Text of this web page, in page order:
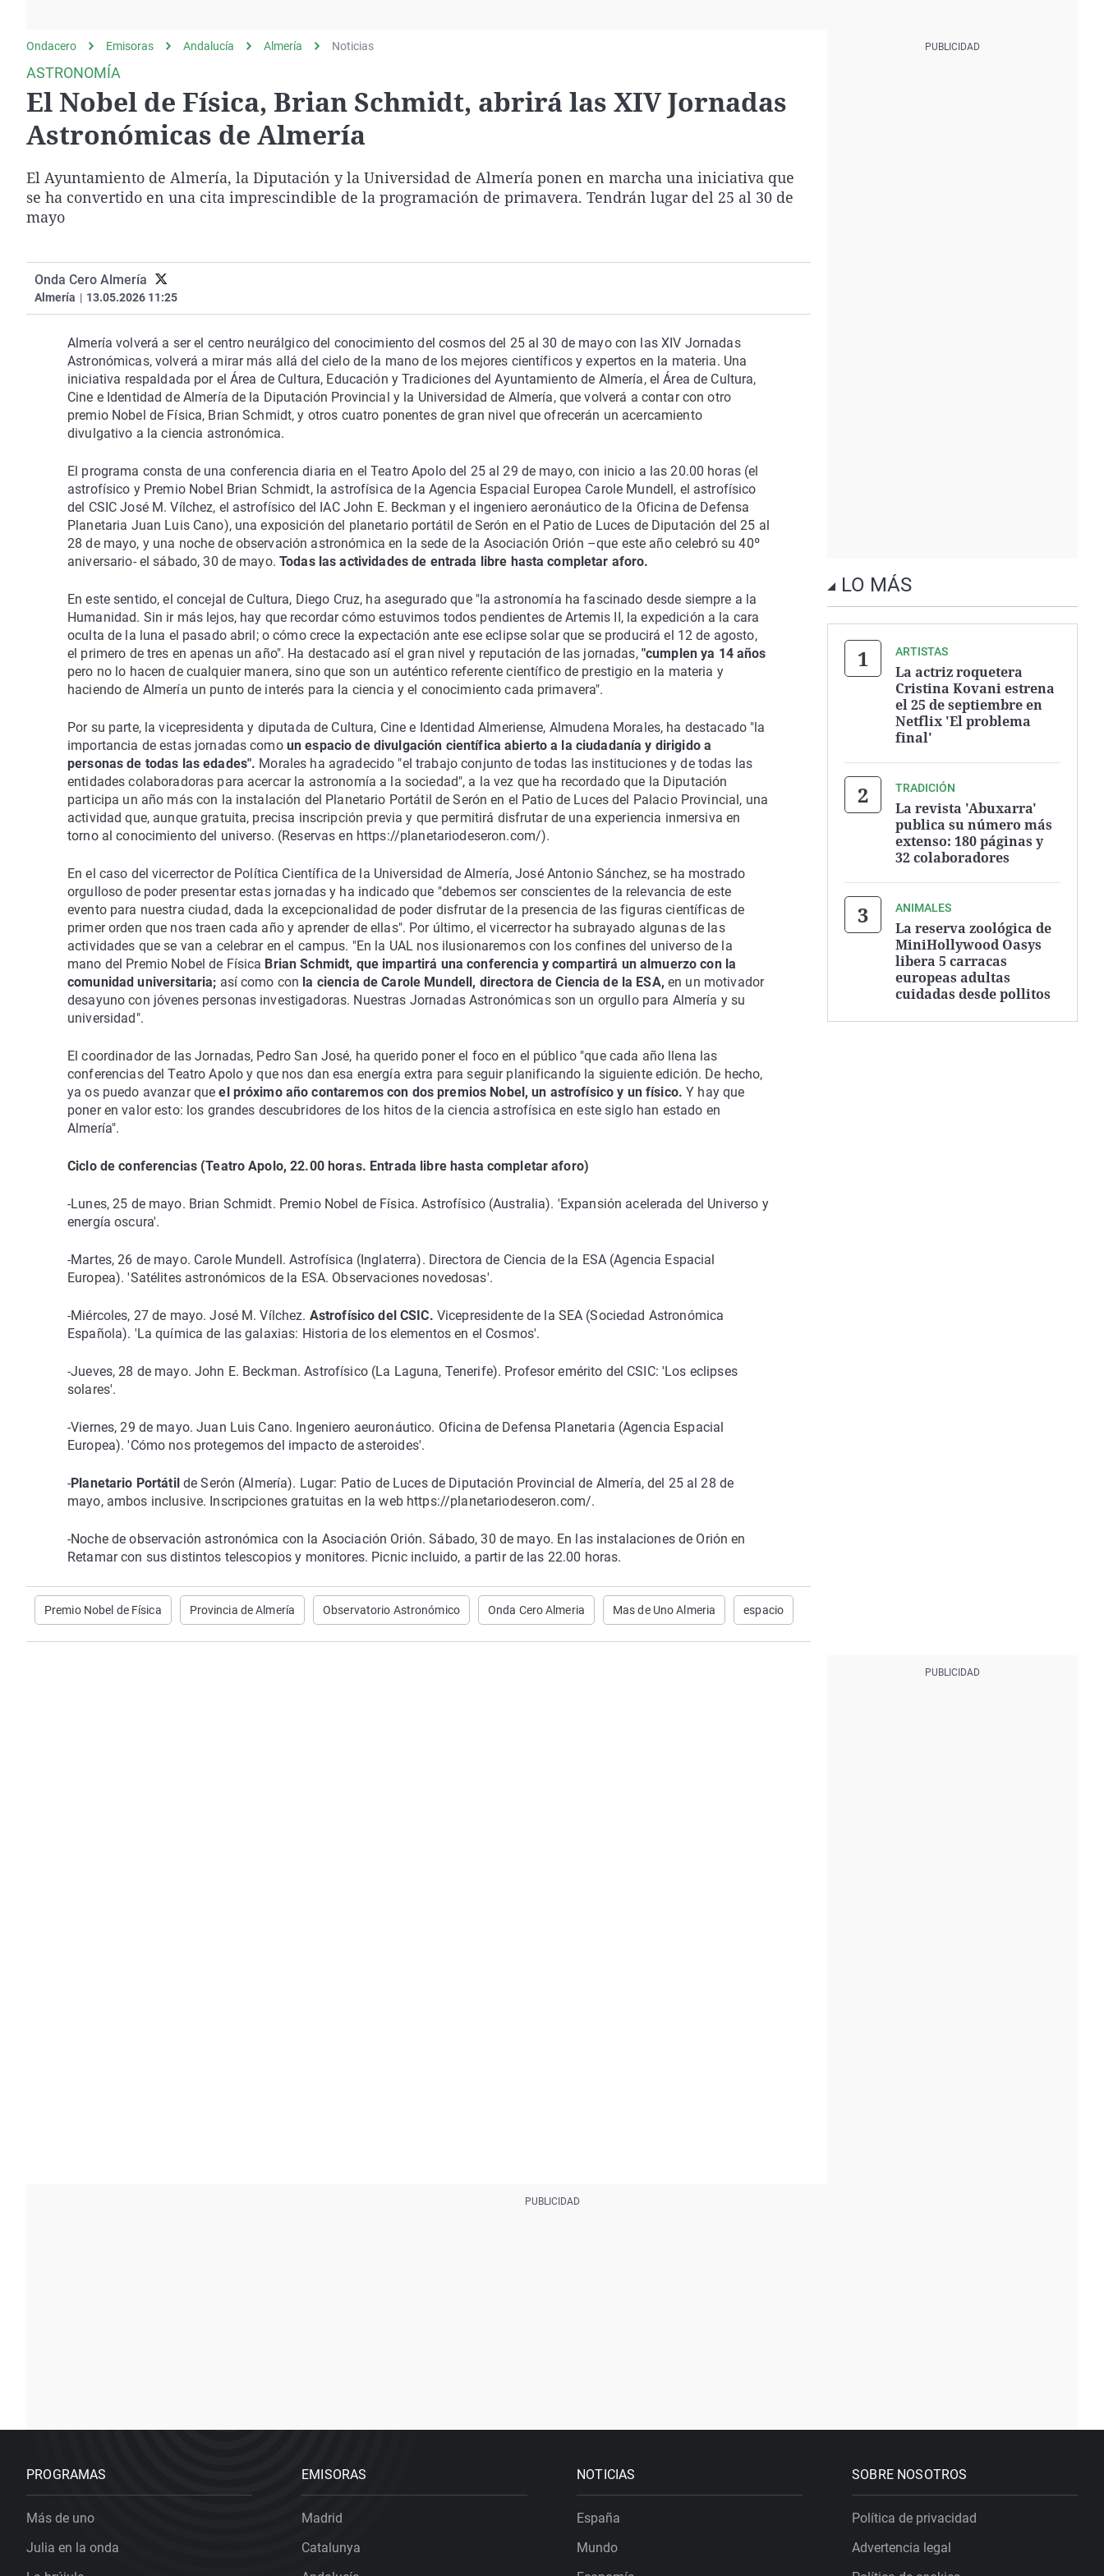
Operación Viuda
Negra
Navarra
Ondacero Emisoras Andalucía Almería Noticias
ASTRONOMÍA
El Nobel de Física, Brian Schmidt, abrirá las XIV Jornadas
Astronómicas de Almería
El Ayuntamiento de Almería, la Diputación y la Universidad de Almería ponen en marcha una iniciativa que
se ha convertido en una cita imprescindible de la programación de primavera. Tendrán lugar del 25 al 30 de
mayo
Onda Cero Almería
Almería | 13.05.2026 11:25
Almería volverá a ser el centro neurálgico del conocimiento del cosmos del 25 al 30 de mayo con las XIV Jornadas
Astronómicas, volverá a mirar más allá del cielo de la mano de los mejores científicos y expertos en la materia. Una
iniciativa respaldada por el Área de Cultura, Educación y Tradiciones del Ayuntamiento de Almería, el Área de Cultura,
Cine e Identidad de Almería de la Diputación Provincial y la Universidad de Almería, que volverá a contar con otro
premio Nobel de Física, Brian Schmidt, y otros cuatro ponentes de gran nivel que ofrecerán un acercamiento
divulgativo a la ciencia astronómica.
El programa consta de una conferencia diaria en el Teatro Apolo del 25 al 29 de mayo, con inicio a las 20.00 horas (el
astrofísico y Premio Nobel Brian Schmidt, la astrofísica de la Agencia Espacial Europea Carole Mundell, el astrofísico
del CSIC José M. Vílchez, el astrofísico del IAC John E. Beckman y el ingeniero aeronáutico de la Oficina de Defensa
Planetaria Juan Luis Cano), una exposición del planetario portátil de Serón en el Patio de Luces de Diputación del 25 al
28 de mayo, y una noche de observación astronómica en la sede de la Asociación Orión –que este año celebró su 40º
aniversario- el sábado, 30 de mayo. Todas las actividades de entrada libre hasta completar aforo.
En este sentido, el concejal de Cultura, Diego Cruz, ha asegurado que "la astronomía ha fascinado desde siempre a la
Humanidad. Sin ir más lejos, hay que recordar cómo estuvimos todos pendientes de Artemis II, la expedición a la cara
oculta de la luna el pasado abril; o cómo crece la expectación ante ese eclipse solar que se producirá el 12 de agosto,
el primero de tres en apenas un año". Ha destacado así el gran nivel y reputación de las jornadas, "cumplen ya 14 años
pero no lo hacen de cualquier manera, sino que son un auténtico referente científico de prestigio en la materia y
haciendo de Almería un punto de interés para la ciencia y el conocimiento cada primavera".
Por su parte, la vicepresidenta y diputada de Cultura, Cine e Identidad Almeriense, Almudena Morales, ha destacado "la
importancia de estas jornadas como un espacio de divulgación científica abierto a la ciudadanía y dirigido a
personas de todas las edades". Morales ha agradecido "el trabajo conjunto de todas las instituciones y de todas las
entidades colaboradoras para acercar la astronomía a la sociedad", a la vez que ha recordado que la Diputación
participa un año más con la instalación del Planetario Portátil de Serón en el Patio de Luces del Palacio Provincial, una
actividad que, aunque gratuita, precisa inscripción previa y que permitirá disfrutar de una experiencia inmersiva en
torno al conocimiento del universo. (Reservas en https://planetariodeseron.com/).
En el caso del vicerrector de Política Científica de la Universidad de Almería, José Antonio Sánchez, se ha mostrado
orgulloso de poder presentar estas jornadas y ha indicado que "debemos ser conscientes de la relevancia de este
evento para nuestra ciudad, dada la excepcionalidad de poder disfrutar de la presencia de las figuras científicas de
primer orden que nos traen cada año y aprender de ellas". Por último, el vicerrector ha subrayado algunas de las
actividades que se van a celebrar en el campus. "En la UAL nos ilusionaremos con los confines del universo de la
mano del Premio Nobel de Física Brian Schmidt, que impartirá una conferencia y compartirá un almuerzo con la
comunidad universitaria; así como con la ciencia de Carole Mundell, directora de Ciencia de la ESA, en un motivador
desayuno con jóvenes personas investigadoras. Nuestras Jornadas Astronómicas son un orgullo para Almería y su
universidad".
El coordinador de las Jornadas, Pedro San José, ha querido poner el foco en el público "que cada año llena las
conferencias del Teatro Apolo y que nos dan esa energía extra para seguir planificando la siguiente edición. De hecho,
ya os puedo avanzar queel próximo año contaremos con dos premios Nobel, un astrofísico y un físico.Y hay que
poner en valor esto: los grandes descubridores de los hitos de la ciencia astrofísica en este siglo han estado en
Almería".
Ciclo de conferencias (Teatro Apolo, 22.00 horas. Entrada libre hasta completar aforo)
-Lunes, 25 de mayo. Brian Schmidt. Premio Nobel de Física. Astrofísico (Australia). 'Expansión acelerada del Universo y
energía oscura'.
-Martes, 26 de mayo. Carole Mundell. Astrofísica (Inglaterra). Directora de Ciencia de la ESA (Agencia Espacial
Europea). 'Satélites astronómicos de la ESA. Observaciones novedosas'.
-Miércoles, 27 de mayo. José M. Vílchez. Astrofísico del CSIC. Vicepresidente de la SEA (Sociedad Astronómica
Española). 'La química de las galaxias: Historia de los elementos en el Cosmos'.
-Jueves, 28 de mayo. John E. Beckman. Astrofísico (La Laguna, Tenerife). Profesor emérito del CSIC: 'Los eclipses
solares'.
-Viernes, 29 de mayo. Juan Luis Cano. Ingeniero aeuronáutico. Oficina de Defensa Planetaria (Agencia Espacial
Europea). 'Cómo nos protegemos del impacto de asteroides'.
-Planetario Portátil de Serón (Almería). Lugar: Patio de Luces de Diputación Provincial de Almería, del 25 al 28 de
mayo, ambos inclusive. Inscripciones gratuitas en la web https://planetariodeseron.com/.
-Noche de observación astronómica con la Asociación Orión. Sábado, 30 de mayo. En las instalaciones de Orión en
Retamar con sus distintos telescopios y monitores. Picnic incluido, a partir de las 22.00 horas.
Premio Nobel de Física Provincia de Almería Observatorio Astronómico Onda Cero Almeria Mas de Uno Almeria espacio
LO MÁS
ARTISTAS
La actriz roquetera
Cristina Kovani estrena
el 25 de septiembre en
Netflix 'El problema
final'
TRADICIÓN
La revista 'Abuxarra'
publica su número más
extenso: 180 páginas y
32 colaboradores
ANIMALES
La reserva zoológica de
MiniHollywood Oasys
libera 5 carracas
europeas adultas
cuidadas desde pollitos
PROGRAMAS
Más de uno
Julia en la onda
EMISORAS
Madrid
Catalunya
NOTICIAS
España
Mundo
SOBRE NOSOTROS
Política de privacidad
Advertencia legal